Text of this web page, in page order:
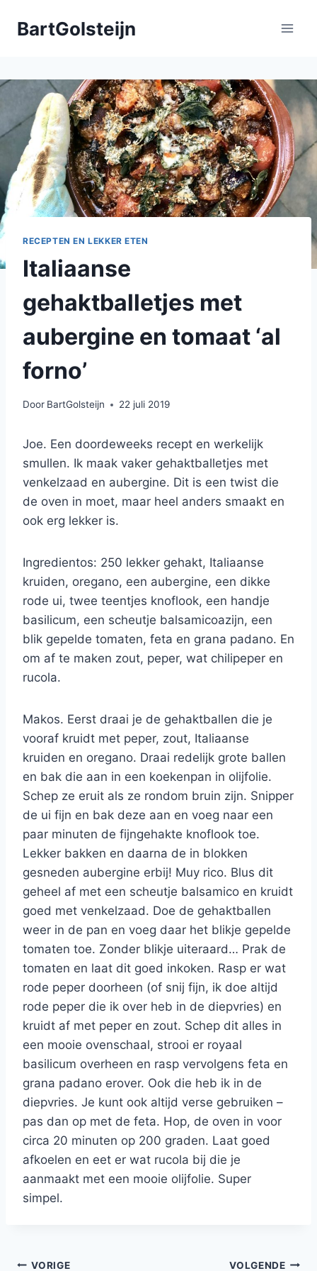
naarBartGolsteijn
RECEPTEN EN LEKKER ETEN
Italiaanse
gehaktballetjes met
aubergine en tomaat ‘al
forno’
Door BartGolsteijn 22 juli 2019
Joe. Een doordeweeks recept en werkelijk
smullen. Ik maak vaker gehaktballetjes met
venkelzaad en aubergine. Dit is een twist die
de oven in moet, maar heel anders smaakt en
ook erg lekker is.
Ingredientos: 250 lekker gehakt, Italiaanse
kruiden, oregano, een aubergine, een dikke
rode ui, twee teentjes knoflook, een handje
basilicum, een scheutje balsamicoazijn, een
blik gepelde tomaten, feta en grana padano. En
om af te maken zout, peper, wat chilipeper en
rucola.
Makos. Eerst draai je de gehaktballen die je
vooraf kruidt met peper, zout, Italiaanse
kruiden en oregano. Draai redelijk grote ballen
en bak die aan in een koekenpan in olijfolie.
Schep ze eruit als ze rondom bruin zijn. Snipper
de ui fijn en bak deze aan en voeg naar een
paar minuten de fijngehakte knoflook toe.
Lekker bakken en daarna de in blokken
gesneden aubergine erbij! Muy rico. Blus dit
geheel af met een scheutje balsamico en kruidt
goed met venkelzaad. Doe de gehaktballen
weer in de pan en voeg daar het blikje gepelde
tomaten toe. Zonder blikje uiteraard… Prak de
tomaten en laat dit goed inkoken. Rasp er wat
rode peper doorheen (of snij fijn, ik doe altijd
rode peper die ik over heb in de diepvries) en
kruidt af met peper en zout. Schep dit alles in
een mooie ovenschaal, strooi er royaal
basilicum overheen en rasp vervolgens feta en
grana padano erover. Ook die heb ik in de
diepvries. Je kunt ook altijd verse gebruiken –
pas dan op met de feta. Hop, de oven in voor
circa 20 minuten op 200 graden. Laat goed
afkoelen en eet er wat rucola bij die je
aanmaakt met een mooie olijfolie. Super
simpel.
VORIGE VOLGENDE